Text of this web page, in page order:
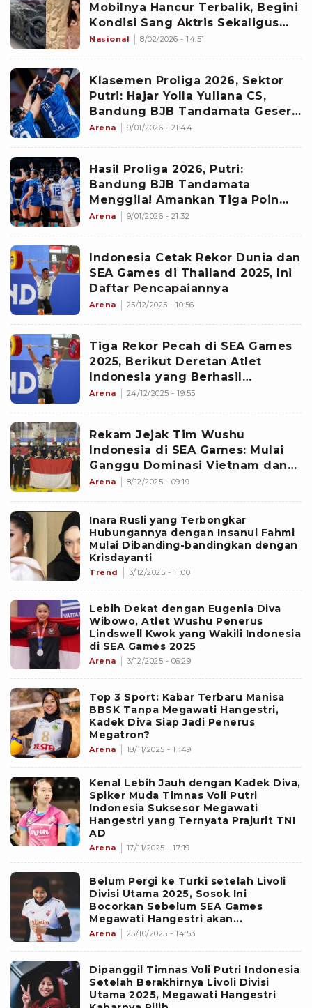
Mobilnya Hancur Terbalik, Begini
Kondisi Sang Aktris Sekaligus
Model
Nasional 8/02/2026 - 14:51
Klasemen Proliga 2026, Sektor
Putri: Hajar Yolla Yuliana CS,
Bandung BJB Tandamata Geser
Juara Bertahan
Arena 9/01/2026 - 21:44
Hasil Proliga 2026, Putri:
Bandung BJB Tandamata
Menggila! Amankan Tiga Poin
Usai Buat Yolla Yuliana Cs
Arena 9/01/2026 - 21:32
Indonesia Cetak Rekor Dunia dan
SEA Games di Thailand 2025, Ini
Daftar Pencapaiannya
Arena 25/12/2025 - 10:56
Tiga Rekor Pecah di SEA Games
2025, Berikut Deretan Atlet
Indonesia yang Berhasil
Mengukir Sejarah di Thailand
Arena 24/12/2025 - 19:55
Rekam Jejak Tim Wushu
Indonesia di SEA Games: Mulai
Ganggu Dominasi Vietnam dan
Filipina
Arena 8/12/2025 - 09:19
Inara Rusli yang Terbongkar
Hubungannya dengan Insanul Fahmi
Mulai Dibanding-bandingkan dengan
Krisdayanti
Trend 3/12/2025 - 11:00
Lebih Dekat dengan Eugenia Diva
Wibowo, Atlet Wushu Penerus
Lindswell Kwok yang Wakili Indonesia
di SEA Games 2025
Arena 3/12/2025 - 06:29
Top 3 Sport: Kabar Terbaru Manisa
BBSK Tanpa Megawati Hangestri,
Kadek Diva Siap Jadi Penerus
Megatron?
Arena 18/11/2025 - 11:49
Kenal Lebih Jauh dengan Kadek Diva,
Spiker Muda Timnas Voli Putri
Indonesia Suksesor Megawati
Hangestri yang Ternyata Prajurit TNI
AD
Arena 17/11/2025 - 17:19
Belum Pergi ke Turki setelah Livoli
Divisi Utama 2025, Sosok Ini
Bocorkan Sebelum SEA Games
Megawati Hangestri akan...
Arena 25/10/2025 - 14:53
Dipanggil Timnas Voli Putri Indonesia
Setelah Berakhirnya Livoli Divisi
Utama 2025, Megawati Hangestri